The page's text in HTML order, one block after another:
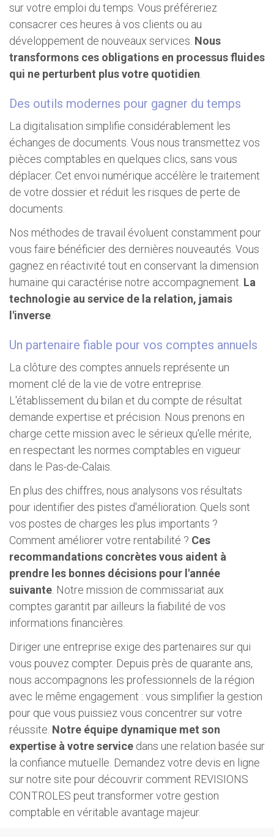
sur votre emploi du temps. Vous préféreriez
consacrer ces heures à vos clients ou au
développement de nouveaux services. Nous
transformons ces obligations en processus fluides
qui ne perturbent plus votre quotidien
Des outils modernes pour gagner du temps
La digitalisation simplifie considérablement les
échanges de documents. Vous nous transmettez vos
pièces comptables en quelques clics, sans vous
déplacer. Cet envoi numérique accélère le traitement
de votre dossier et réduit les risques de perte de
documents.
Nos méthodes de travail évoluent constamment pour
vous faire bénéficier des dernières nouveautés. Vous
gagnez en réactivité tout en conservant la dimension
humaine qui caractérise notre accompagnement. La
technologie au service de la relation, jamais
l'inverse
Un partenaire fiable pour vos comptes annuels
La clôture des comptes annuels représente un
moment clé de la vie de votre entreprise.
L'établissement du bilan et du compte de résultat
demande expertise et précision. Nous prenons en
charge cette mission avec le sérieux qu'elle mérite,
en respectant les normes comptables en vigueur
dans le Pas-de-Calais.
En plus des chiffres, nous analysons vos résultats
pour identifier des pistes d'amélioration. Quels sont
vos postes de charges les plus importants ?
Comment améliorer votre rentabilité ? Ces
recommandations concrètes vous aident à
prendre les bonnes décisions pour l'année
suivante . Notre mission de commissariat aux
comptes garantit par ailleurs la fiabilité de vos
informations financières.
Diriger une entreprise exige des partenaires sur qui
vous pouvez compter. Depuis près de quarante ans,
nous accompagnons les professionnels de la région
avec le même engagement : vous simplifier la gestion
pour que vous puissiez vous concentrer sur votre
réussite. Notre équipe dynamique met son
expertise à votre service dans une relation basée sur
la confiance mutuelle. Demandez votre devis en ligne
sur notre site pour découvrir comment REVISIONS
CONTROLES peut transformer votre gestion
comptable en véritable avantage majeur.